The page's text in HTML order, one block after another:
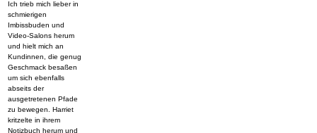
Ich trieb mich lieber in
schmierigen
Imbissbuden und
Video-Salons herum
und hielt mich an
Kundinnen, die genug
Geschmack besaßen
um sich ebenfalls
abseits der
ausgetretenen Pfade
zu bewegen. Harriet
kritzelte in ihrem
Notizbuch herum und